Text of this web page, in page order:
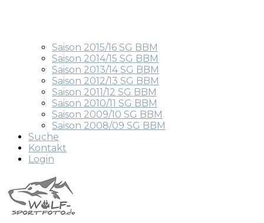
Saison 2015/16 SG BBM
Saison 2014/15 SG BBM
Saison 2013/14 SG BBM
Saison 2012/13 SG BBM
Saison 2011/12 SG BBM
Saison 2010/11 SG BBM
Saison 2009/10 SG BBM
Saison 2008/09 SG BBM
Suche
Kontakt
Login